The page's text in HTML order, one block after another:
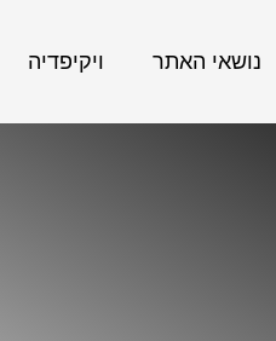
נושאי האתר ויקיפדיה